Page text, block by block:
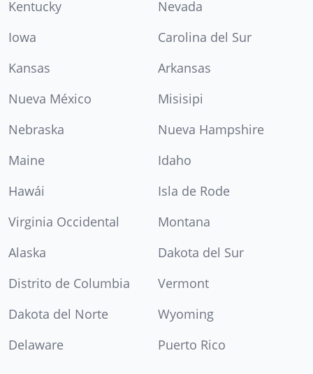
Kentucky
Nevada
Iowa
Carolina del Sur
Kansas
Arkansas
Nueva México
Misisipi
Nebraska
Nueva Hampshire
Maine
Idaho
Hawái
Isla de Rode
Virginia Occidental
Montana
Alaska
Dakota del Sur
Distrito de Columbia
Vermont
Dakota del Norte
Wyoming
Delaware
Puerto Rico